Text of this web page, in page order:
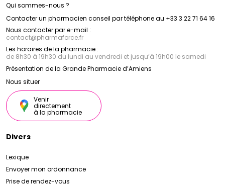
Qui sommes-nous ?
Contacter un pharmacien conseil par téléphone au +33 3 22 71 64 16
Nous contacter par e-mail :
contact@pharmaforce.fr
Les horaires de la pharmacie :
de 8h30 à 19h30 du lundi au vendredi et jusqu’à 19h00 le samedi
Présentation de la Grande Pharmacie d’Amiens
Nous situer
Venir
directement
à la pharmacie
Divers
Lexique
Envoyer mon ordonnance
Prise de rendez-vous